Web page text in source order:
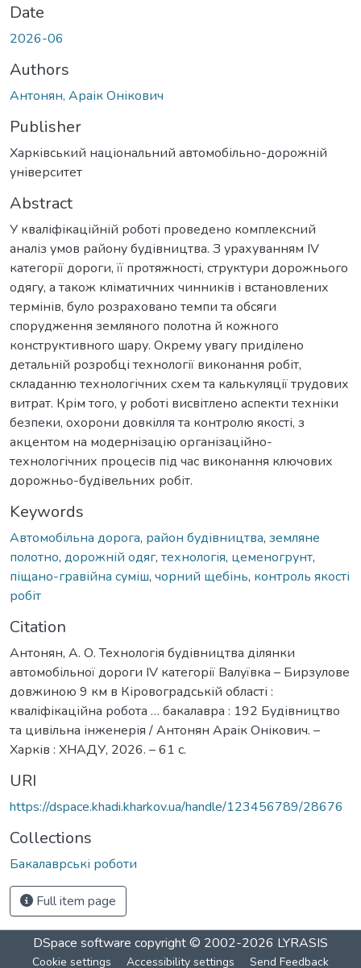
Date
2026-06
Authors
Антонян, Араік Онікович
Publisher
Харківський національний автомобільно-дорожній
університет
Abstract
У кваліфікаційній роботі проведено комплексний
аналіз умов району будівництва. З урахуванням IV
категорії дороги, її протяжності, структури дорожнього
одягу, а також кліматичних чинників і встановлених
термінів, було розраховано темпи та обсяги
спорудження земляного полотна й кожного
конструктивного шару. Окрему увагу приділено
детальній розробці технології виконання робіт,
складанню технологічних схем та калькуляції трудових
витрат. Крім того, у роботі висвітлено аспекти техніки
безпеки, охорони довкілля та контролю якості, з
акцентом на модернізацію організаційно-
технологічних процесів під час виконання ключових
дорожньо-будівельних робіт.
Keywords
Автомобільна дорога, район будівництва, земляне
полотно, дорожній одяг, технологія, цеменогрунт,
піщано-гравійна суміш, чорний щебінь, контроль якості
робіт
Citation
Антонян, А. О. Технологія будівництва ділянки
автомобільної дороги IV категорії Валуївка – Бирзулове
довжиною 9 км в Кіровоградській області :
кваліфікаційна робота … бакалавра : 192 Будівництво
та цивільна інженерія / Антонян Араік Онікович. –
Харків : ХНАДУ, 2026. – 61 с.
URI
https://dspace.khadi.kharkov.ua/handle/123456789/28676
Collections
Бакалаврські роботи
Full item page
DSpace software copyright © 2002-2026 LYRASIS
Cookie settings Accessibility settings Send Feedback